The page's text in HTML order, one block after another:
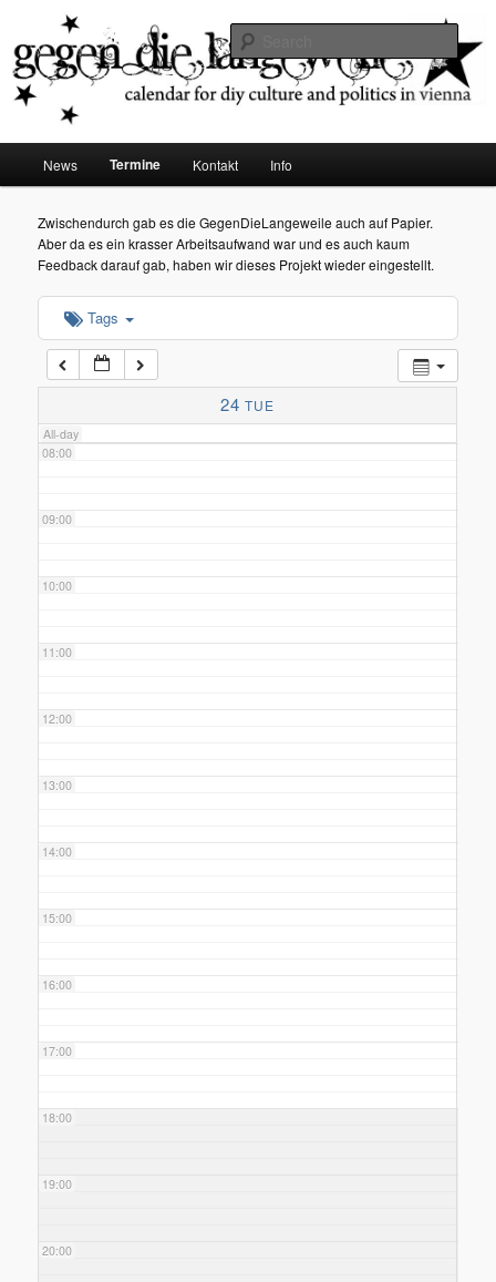
Gegen die Langeweile
diy dates vienna
Skip
to
primary
content
News Termine Kontakt Info
Zwischendurch gab es die GegenDieLangeweile auch auf Papier.
Aber da es ein krasser Arbeitsaufwand war und es auch kaum
Feedback darauf gab, haben wir dieses Projekt wieder eingestellt.
Tags
24 TUE
All-day
02:00
03:00
04:00
05:00
06:00
07:00
08:00
09:00
10:00
11:00
12:00
13:00
14:00
15:00
16:00
17:00
18:00
19:00
20:00